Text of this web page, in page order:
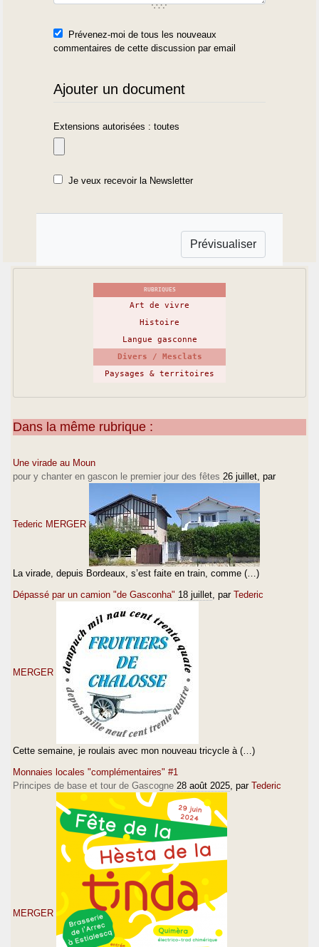
Prévenez-moi de tous les nouveaux
commentaires de cette discussion par email
Ajouter un document
Extensions autorisées : toutes
Je veux recevoir la Newsletter
RUBRIQUES
Art de vivre
Histoire
Langue gasconne
Divers / Mesclats
Paysages & territoires
Dans la même rubrique :
Une virade au Moun
pour y chanter en gascon le premier jour des fêtes 26 juillet , par
Tederic MERGER
La virade, depuis Bordeaux, s’est faite en train, comme (…)
Dépassé par un camion "de Gasconha" 18 juillet , par Tederic
MERGER
Cette semaine, je roulais avec mon nouveau tricycle à (…)
Monnaies locales "complémentaires" #1
Principes de base et tour de Gascogne 28 août 2025 , par Tederic
MERGER